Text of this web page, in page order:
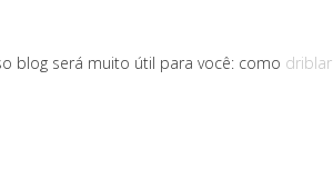
blog será muito útil para você: como driblar